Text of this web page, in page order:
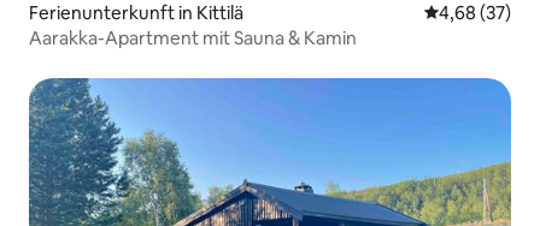
Ferienunterkunft in Kittilä
4,68 (37)
Aarakka-Apartment mit Sauna & Kamin